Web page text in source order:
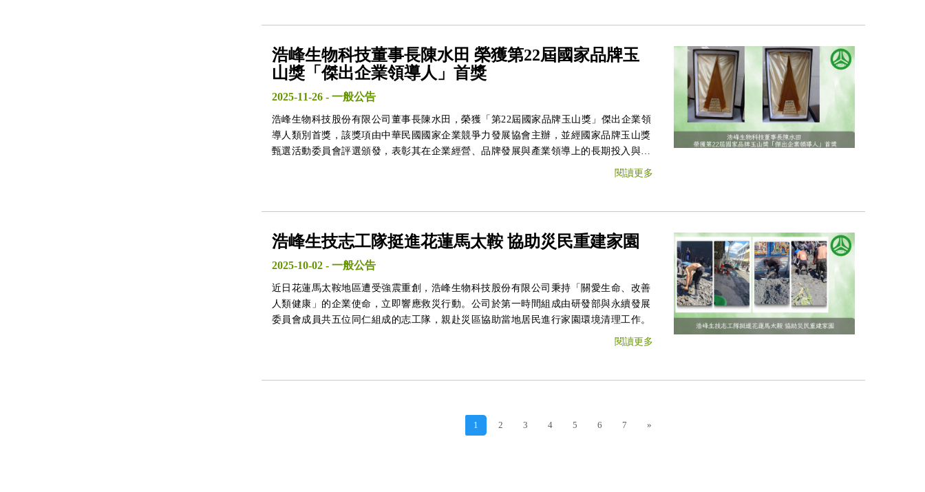
浩峰生物科技董事長陳水田 榮獲第22屆國家品牌玉
山獎「傑出企業領導人」首獎
2025-11-26- 一般公告
浩峰生物科技股份有限公司董事長陳水田，榮獲「第22屆國家品牌玉山獎」傑出企業領
導人類別首獎，該獎項由中華民國國家企業競爭力發展協會主辦，並經國家品牌玉山獎
甄選活動委員會評選頒發，表彰其在企業經營、品牌發展與產業領導上的長期投入與制
閱讀更多
浩峰生技志工隊挺進花蓮馬太鞍 協助災民重建家園
2025-10-02- 一般公告
近日花蓮馬太鞍地區遭受強震重創，浩峰生物科技股份有限公司秉持「關愛生命、改善
人類健康」的企業使命，立即響應救災行動。公司於第一時間組成由研發部與永續發展
委員會成員共五位同仁組成的志工隊，親赴災區協助當地居民進行家園環境清理工作。
閱讀更多
1 2 3 4 5 6 7 »Next